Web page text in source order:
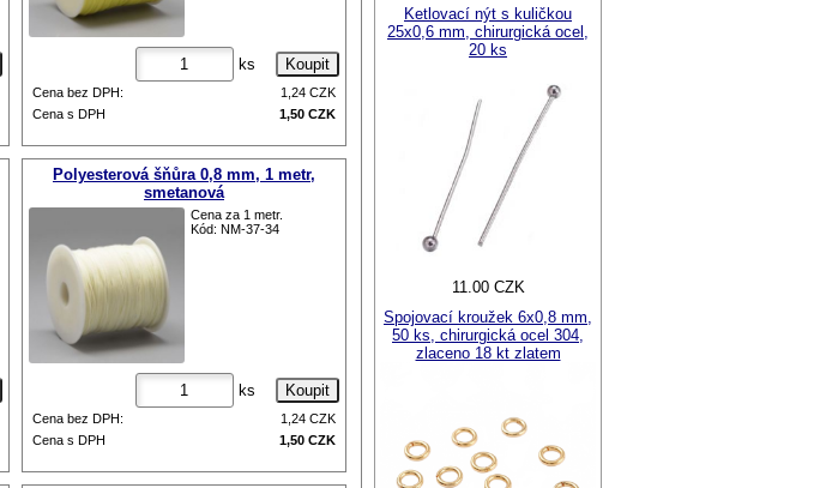
ks
Cena bez DPH: 1,24 CZK
Cena s DPH
1,50 CZK
Polyesterová šňůra 0,8 mm, 1 metr,
smetanová
Cena za 1 metr.
Kód: NM-37-34
ks
Cena bez DPH: 1,24 CZK
Cena s DPH
1,50 CZK
Ketlovací nýt s kuličkou
25x0,6 mm, chirurgická ocel,
20 ks
11.00 CZK
Spojovací kroužek 6x0,8 mm,
50 ks, chirurgická ocel 304,
zlaceno 18 kt zlatem